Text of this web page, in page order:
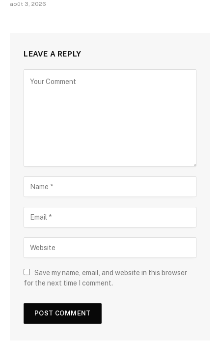
août 3, 2026
LEAVE A REPLY
Save my name, email, and website in this browser
for the next time I comment.